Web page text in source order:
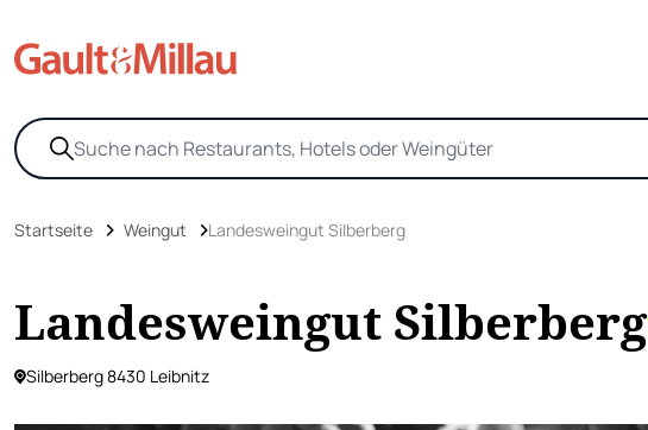
Startseite Weingut Landesweingut Silberberg
Landesweingut Silberberg
Silberberg 8430 Leibnitz